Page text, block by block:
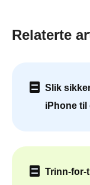
Relaterte
Slik
iPhone til
Trinn-for-